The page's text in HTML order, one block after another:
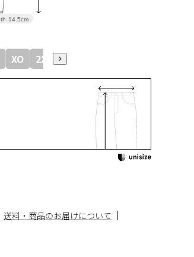
送料・商品のお届けについて
14.5cm
XO 2XO